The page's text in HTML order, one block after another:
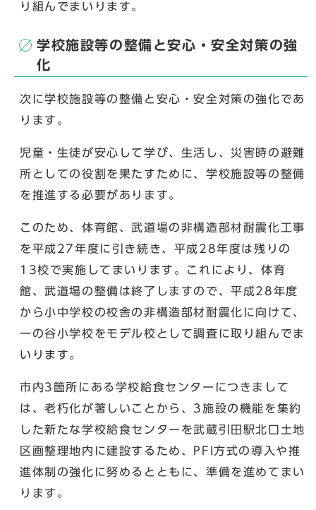
り組んでまいります。
学校施設等の整備と安心・安全対策の強
化
次に学校施設等の整備と安心・安全対策の強化であ
ります。
児童・生徒が安心して学び、生活し、災害時の避難
所としての役割を果たすために、学校施設等の整備
を推進する必要があります。
このため、体育館、武道場の非構造部材耐震化工事
を平成27年度に引き続き、平成28年度は残りの
13校で実施してまいります。これにより、体育
館、武道場の整備は終了しますので、平成28年度
から小中学校の校舎の非構造部材耐震化に向けて、
一の谷小学校をモデル校として調査に取り組んでま
いります。
市内3箇所にある学校給食センターにつきまして
は、老朽化が著しいことから、3施設の機能を集約
した新たな学校給食センターを武蔵引田駅北口土地
区画整理地内に建設するため、PFI方式の導入や推
進体制の強化に努めるとともに、準備を進めてまい
ります。